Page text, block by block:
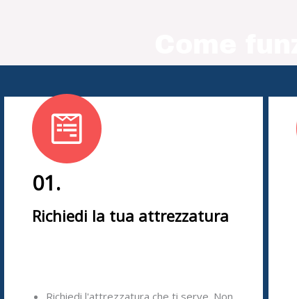
01.
Richiedi la tua attrezzatura
Richiedi l'attrezzatura che ti serve. Non